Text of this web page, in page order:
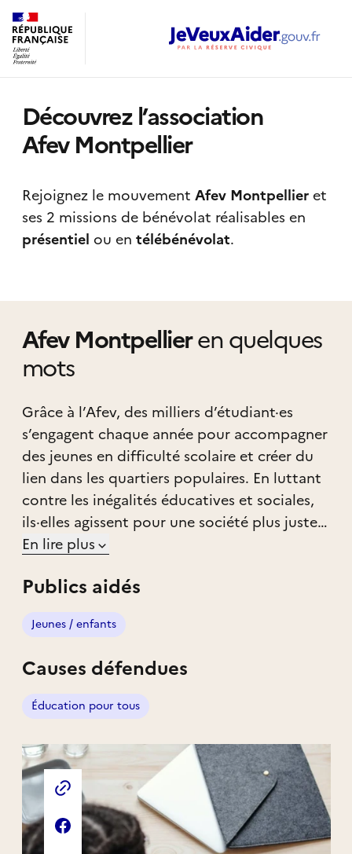
Découvrez l’association
Afev Montpellier
Rejoignez le mouvement Afev Montpellieret
ses 2 missions de bénévolat réalisables en
présentiel ou en télébénévolat.
Afev Montpellieren quelques
mots
Grâce à l’Afev, des milliers d’étudiant·es
s’engagent chaque année pour accompagner
des jeunes en difficulté scolaire et créer du
lien dans les quartiers populaires. En luttant
contre les inégalités éducatives et sociales,
ils·elles agissent pour une société plus juste
et plus solidaire.
En lire plus
Publics aidés
Jeunes / enfants
Causes défendues
Éducation pour tous
Liens externes de l'association
Site web de l'association
Page Facebook de l'association